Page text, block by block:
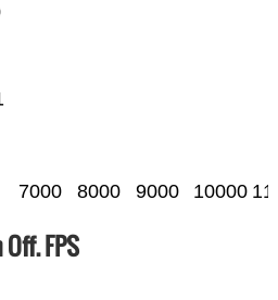
7000 8000 9000 10000
FPS